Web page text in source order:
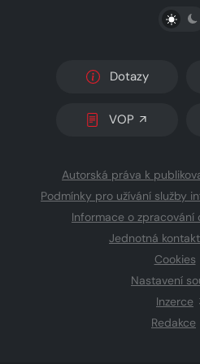
Dotazy
VOP
Autorská práva k
Podmínky pro užívání služby
Informace o zpracování
Jednotná
Cookies
Nastavení
Inzerce
Redakce